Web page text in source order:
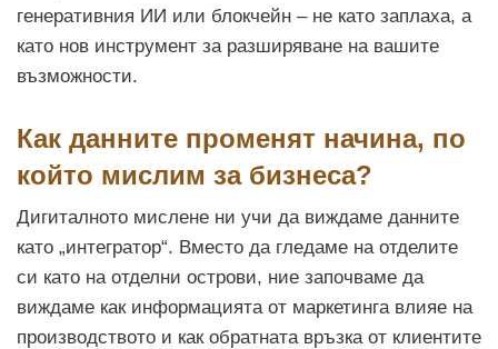
генеративния ИИ или блокчейн – не като заплаха, а
като нов инструмент за разширяване на вашите
възможности.
Как данните променят начина, по
който мислим за бизнеса?
Дигиталното мислене ни учи да виждаме данните
като „интегратор“. Вместо да гледаме на отделите
си като на отделни острови, ние започваме да
виждаме как информацията от маркетинга влияе на
производството и как обратната връзка от клиентите